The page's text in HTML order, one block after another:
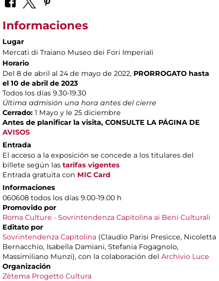
Informaciones
Lugar
Mercati di Traiano Museo dei Fori Imperiali
Horario
Del 8 de abril al 24 de mayo de 2022, PRORROGATO hasta
el 10 de abril de 2023
Todos los días 9.30-19.30
Última admisión una hora antes del cierre
Cerrado: 1 Mayo y le 25 diciembre
Antes de planificar la visita, CONSULTE LA PÁGINA DE
AVISOS
Entrada
El acceso a la exposición se concede a los titulares del
billete según las tarifas vigentes
Entrada gratuita con MIC Card
Informaciones
060608 todos los días 9.00-19.00 h
Promovido por
Roma Culture - Sovrintendenza Capitolina ai Beni Culturali
Editato por
Sovrintendenza Capitolina (Claudio Parisi Presicce, Nicoletta
Bernacchio, Isabella Damiani, Stefania Fogagnolo,
Massimiliano Munzi), con la colaboración del Archivio Luce
Organización
Zètema Progetto Cultura